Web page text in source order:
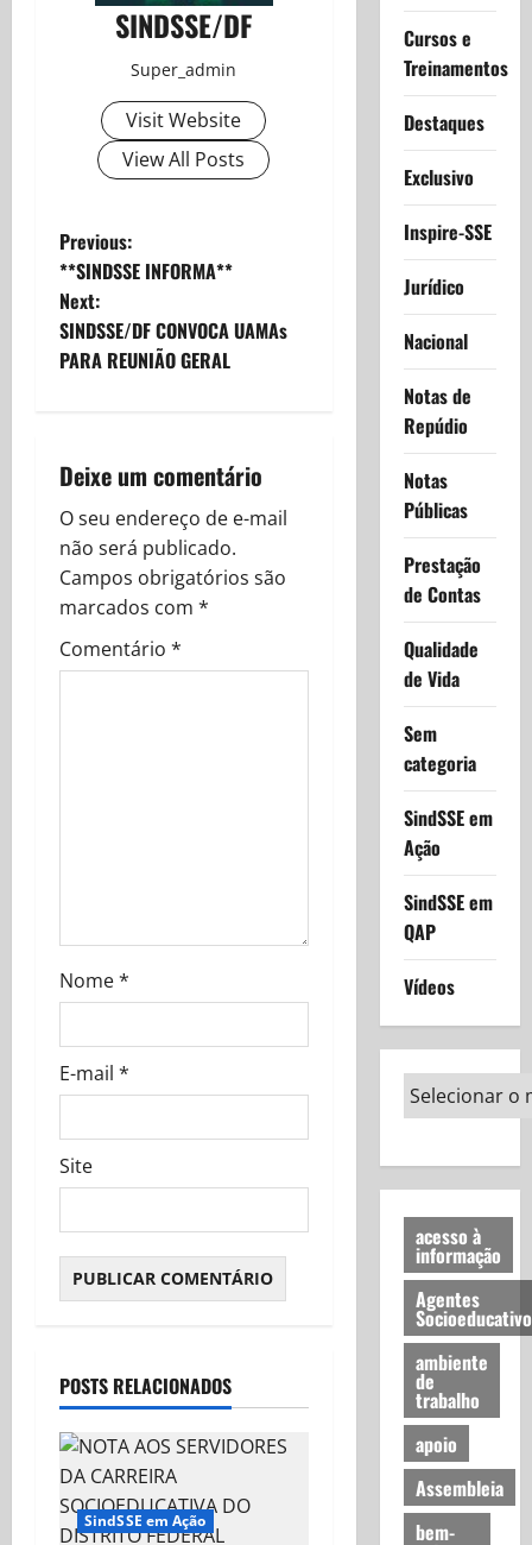
SINDSSE/DF
Super_admin
Visit Website
View All Posts
P
o
s
a
v
i
g
Previous:
**SINDSSE INFORMA**
Next:
SINDSSE/DF CONVOCA UAMAs
PARA REUNIÃO GERAL
Deixe um comentário
O seu endereço de e-mail
não será publicado.
Campos obrigatórios são
marcados com *
Comentário *
Nome*
E-mail *
Site
POSTS RELACIONADOS
SindSSE em Ação
Cursos e
Treinamentos
Destaques
Exclusivo
Inspire-SSE
Jurídico
Nacional
Notas de
Repúdio
Notas
Públicas
Prestação
de Contas
Qualidade
de Vida
Sem
categoria
SindSSE em
Ação
SindSSE em
QAP
Vídeos
acesso à
informação
Agentes
ambiente
de
trabalho
apoio
Assembleia
bem-